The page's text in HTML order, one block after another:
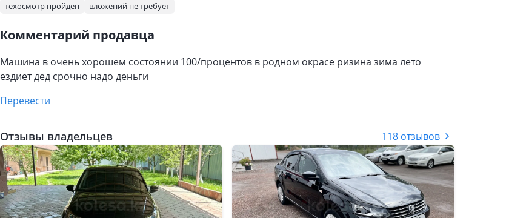
техосмотр пройден
вложений не требует
Комментарий продавца
Машина в очень хорошем состоянии 100/процентов в родном окрасе ризина зима лето
ездиет дед срочно надо деньги
Перевести
Отзывы владельцев 118 отзывов